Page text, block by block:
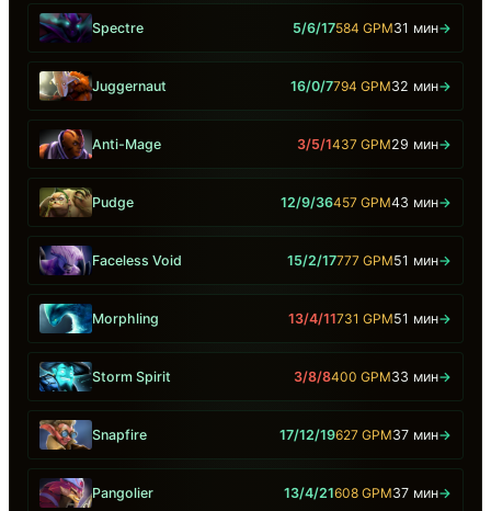
Spectre 5/6/17584 GPM31 мин→
Juggernaut 16/0/7794 GPM32 мин→
Anti-Mage 3/5/1437 GPM29 мин→
Pudge 12/9/36457 GPM43 мин→
Faceless Void 15/2/17777 GPM51 мин→
Morphling 13/4/11731 GPM51 мин→
Storm Spirit 3/8/8400 GPM33 мин→
Snapfire 17/12/19627 GPM37 мин→
Pangolier 13/4/21608 GPM37 мин→